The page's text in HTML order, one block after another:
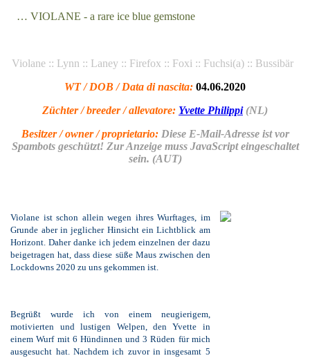
… VIOLANE - a rare ice blue gemstone
Violane :: Lynn :: Laney :: Firefox :: Foxi :: Fuchsi(a) :: Bussibär
WT / DOB / Data di nascita: 04.06.2020
Züchter / breeder / allevatore: Yvette Philippi(NL)
Besitzer / owner / proprietario: Diese E-Mail-Adresse ist vor
Spambots geschützt! Zur Anzeige muss JavaScript eingeschaltet
sein. (AUT)
Violane ist schon allein wegen ihres Wurftages, im
Grunde aber in jeglicher Hinsicht ein Lichtblick am
Horizont. Daher danke ich jedemeinzelnen der dazu
beigetragen hat, dass diese süße Maus zwischen den
Lockdowns 2020 zu uns gekommen ist.
Begrüßt wurde ich von einem neugierigem,
motivierten und lustigen Welpen, den Yvette in
einem Wurf mit 6 Hündinnen und 3 Rüden für mich
ausgesucht hat. Nachdem ich zuvor in insgesamt 5